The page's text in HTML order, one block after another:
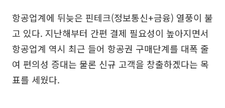
항공업계에 뒤늦은 핀테크(정보통신+금융) 열풍이 불
고 있다. 지난해부터 간편 결제 필요성이 높아지면서
항공업계 역시 최근 들어 항공권 구매단계를 대폭 줄
여 편의성 증대는 물론 신규 고객을 창출하겠다는 목
표를 세웠다.